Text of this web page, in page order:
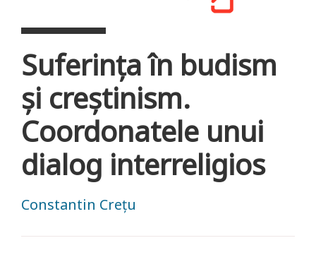
Suferinţa în budism
și creștinism.
Coordonatele unui
dialog interreligios
Constantin Crețu